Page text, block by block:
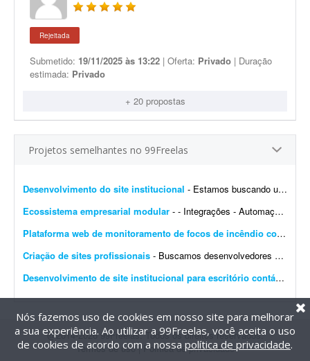
Rejeitada
Submetido: 19/11/2025 às 13:22 | Oferta: Privado | Duração
estimada: Privado
+ 20 propostas
Projetos semelhantes no 99Freelas
Desenvolvimento do site institucional - Estamos buscando um web designer/desenvolvedor para criar o novo site institucional da BonaFruta Sorvetes. Nossa principal referência de experiência, qualidade visual, navegaç&a...
Ecossistema empresarial modular - - Integrações - Automações - Configuração de servidor - Criação de ferramentas Exemplo de trabalho: Configuração de VPS, scrap...
Plataforma web de monitoramento de focos de incêndio com mapa interativo
Criação de sites profissionais - Buscamos desenvolvedores e web designers para parceria recorrente na criação de websites profissionais. Os projetos serão principalmente para pequenas e médias empresas...
Desenvolvimento de site institucional para escritório contábil
@2014-2026 99Freelas. Todos os direitos reservados.
Termos de uso| Política de privacidade
Nós fazemos uso de cookies em nosso site para melhorar
a sua experiência. Ao utilizar a 99Freelas, você aceita o uso
de cookies de acordo com a nossa política de privacidade.